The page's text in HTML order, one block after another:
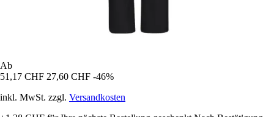
Ab
51,17 CHF 27,60 CHF -46%
inkl. MwSt. zzgl. Versandkosten